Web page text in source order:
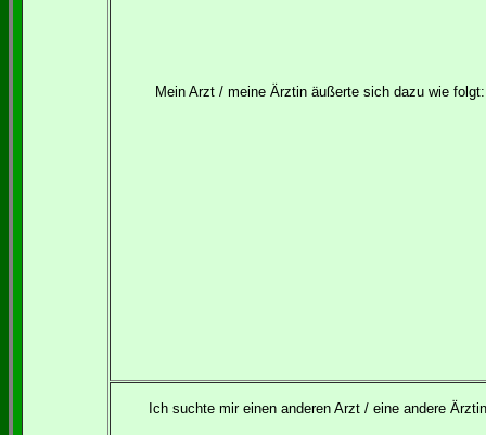
Mein Arzt / meine Ärztin äußerte sich dazu wie folgt:
Ich suchte mir einen anderen Arzt / eine andere